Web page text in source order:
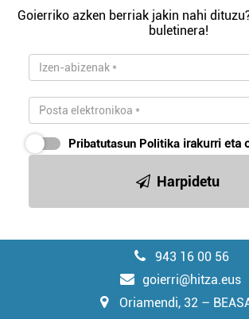
Goierriko azken berriak jakin nahi
buletinera!
Pribatutasun Politika irakurri eta
Harpidetu
943 16 00 56
goierri@hitza.eus
Oriamendi, 32 –